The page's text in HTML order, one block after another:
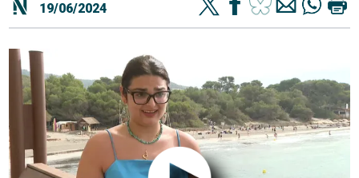
19/06/2024